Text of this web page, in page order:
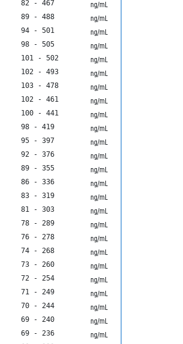
82 - 467
ng/mL
89 - 488
ng/mL
94 - 501
ng/mL
98 - 505
ng/mL
101 - 502
ng/mL
102 - 493
ng/mL
103 - 478
ng/mL
102 - 461
ng/mL
100 - 441
ng/mL
98 - 419
ng/mL
95 - 397
ng/mL
92 - 376
ng/mL
89 - 355
ng/mL
86 - 336
ng/mL
83 - 319
ng/mL
81 - 303
ng/mL
78 - 289
ng/mL
76 - 278
ng/mL
74 - 268
ng/mL
73 - 260
ng/mL
72 - 254
ng/mL
71 - 249
ng/mL
70 - 244
ng/mL
69 - 240
ng/mL
69 - 236
ng/mL